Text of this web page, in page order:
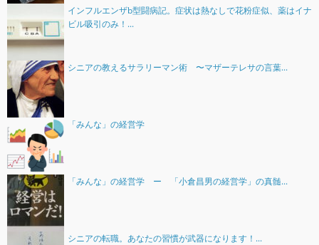
インフルエンザb型闘病記。症状は熱なしで花粉症似、薬はイナ
ビル吸引のみ！...
シニアの教えるサラリーマン術 〜マザーテレサの言葉...
「みんな」の経営学
「みんな」の経営学 ー 「小倉昌男の経営学」の真髄...
シニアの転職。あなたの習慣が武器になります！...